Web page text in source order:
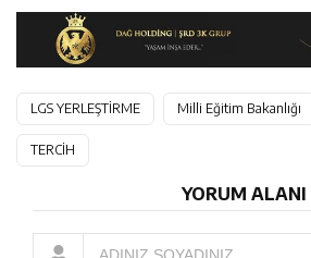
LGS YERLEŞTİRME Milli Eğitim Bakanlığı
TERCİH
YORUM ALANI